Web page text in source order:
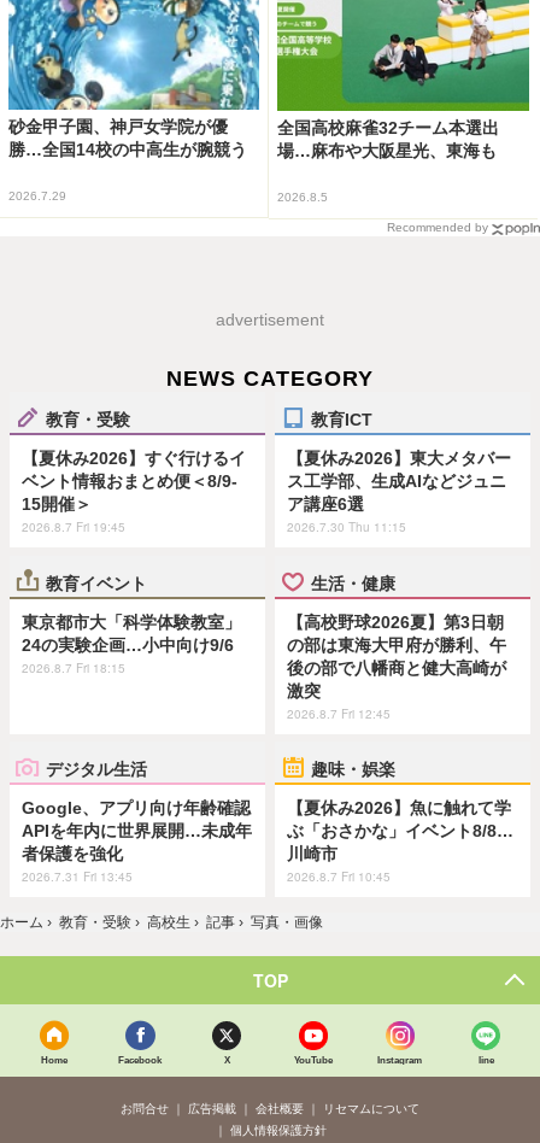
砂金甲子園、神戸女学院が優
勝…全国14校の中高生が腕競う
2026.7.29
全国高校麻雀32チーム本選出
場…麻布や大阪星光、東海も
2026.8.5
Recommended by
advertisement
NEWS CATEGORY
教育・受験
【夏休み2026】すぐ行けるイ
ベント情報おまとめ便＜8/9-
15開催＞
2026.8.7 Fri 19:45
教育ICT
【夏休み2026】東大メタバー
ス工学部、生成AIなどジュニ
ア講座6選
2026.7.30 Thu 11:15
教育イベント
東京都市大「科学体験教室」
24の実験企画…小中向け9/6
2026.8.7 Fri 18:15
生活・健康
【高校野球2026夏】第3日朝
の部は東海大甲府が勝利、午
後の部で八幡商と健大高崎が
激突
2026.8.7 Fri 12:45
デジタル生活
Google、アプリ向け年齢確認
APIを年内に世界展開…未成年
者保護を強化
2026.7.31 Fri 13:45
趣味・娯楽
【夏休み2026】魚に触れて学
ぶ「おさかな」イベント8/8…
川崎市
2026.8.7 Fri 10:45
ホーム › 教育・受験 › 高校生 › 記事 › 写真・画像
TOP
Home Facebook X YouTube Instagram line
お問合せ 広告掲載 会社概要
リセマムについて
個人情報保護方針